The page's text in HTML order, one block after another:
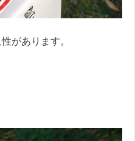
があります。